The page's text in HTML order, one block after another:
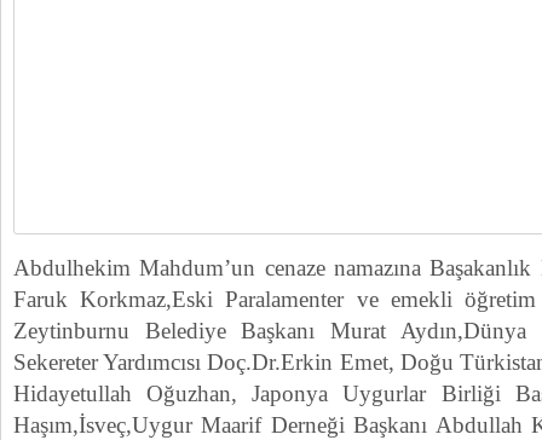
Abdulhekim Mahdum’un cenaze namazına Başakanlık
Faruk Korkmaz,Eski Paralamenter ve emekli
Zeytinburnu Belediye Başkanı Murat
Sekereter Yardımcısı Doç.Dr.Erkin Emet, Doğu
Hidayetullah Oğuzhan, Japonya Uygurlar Birliği
Haşım,İsveç,Uygur Maarif Derneği Başkanı Abdullah